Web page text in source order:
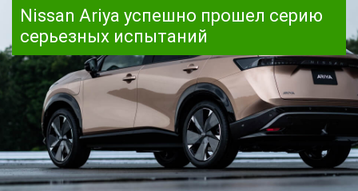
Nissan Ariya успешно прошел серию
серьезных испытаний